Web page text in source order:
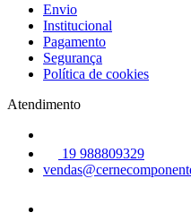
Envio
Institucional
Pagamento
Segurança
Política de cookies
Atendimento
19 988809329